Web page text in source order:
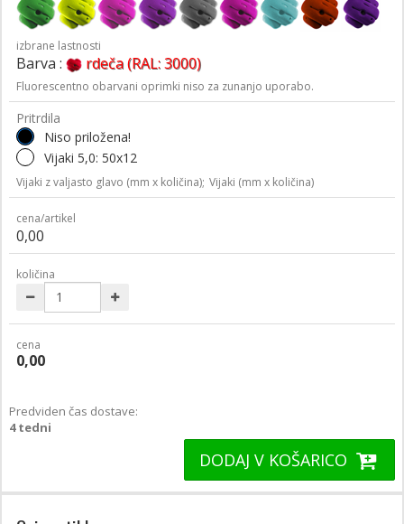
izbrane lastnosti
Barva : rdeča (RAL: 3000)
Fluorescentno obarvani oprimki niso za zunanjo uporabo.
Pritrdila
Niso priložena!
Vijaki 5,0: 50x12
Vijaki z valjasto glavo (mm x količina); Vijaki (mm x količina)
cena/artikel
0,00
količina
cena
0,00
Predviden čas dostave:
4 tedni
DODAJ V KOŠARICO